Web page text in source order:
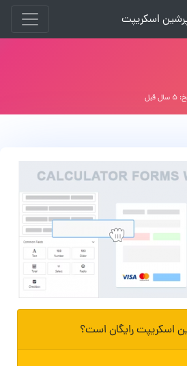
اسکریپت
قبل
اسکریپت رایگان است؟